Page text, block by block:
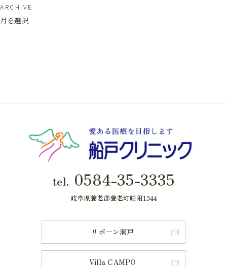
ARCHIVE
月を選択
tel. 0584-35-3335
岐阜県養老郡養老町船附1344
リボーン洞戸
Villa CAMPO